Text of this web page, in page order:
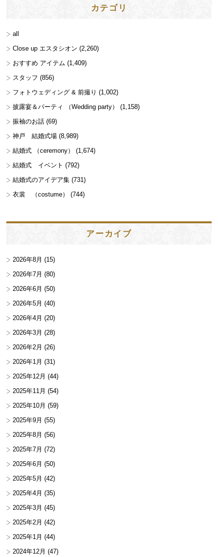
カテゴリ
all
Close up エスタシオン (2,260)
おすすめ アイテム (1,409)
スタッフ (856)
フォトウェディング & 前撮り (1,002)
披露宴＆パーティ （Wedding party）
(1,158)
振袖のお話 (69)
神戸 結婚式場 (8,989)
結婚式 （ceremony）
(1,674)
結婚式 イベント (792)
結婚式のアイデア集 (731)
衣裳 （costume）
(744)
アーカイブ
2026年8月 (15)
2026年7月 (80)
2026年6月 (50)
2026年5月 (40)
2026年4月 (20)
2026年3月 (28)
2026年2月 (26)
2026年1月 (31)
2025年12月 (44)
2025年11月 (54)
2025年10月 (59)
2025年9月 (55)
2025年8月 (56)
2025年7月 (72)
2025年6月 (50)
2025年5月 (42)
2025年4月 (35)
2025年3月 (45)
2025年2月 (42)
2025年1月 (44)
2024年12月 (47)